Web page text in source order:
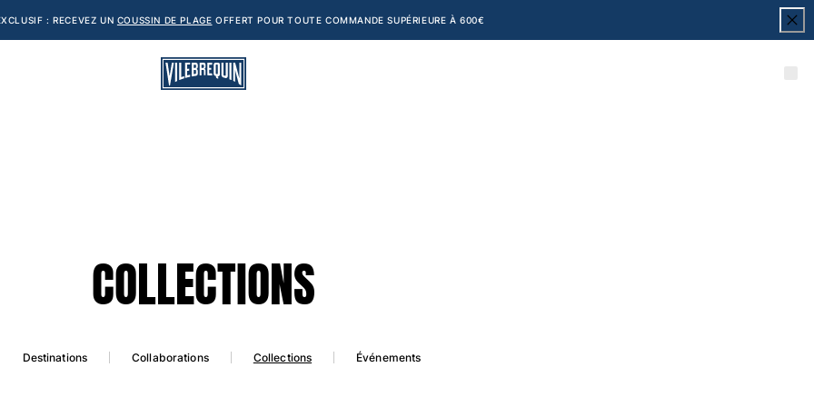
: RECEVEZ UN COUSSIN DE PLAGE OFFERT POUR TOUTE COMMANDE SUPÉRIEURE À 600€
COLLECTIONS
Destinations Collaborations Collections Événements